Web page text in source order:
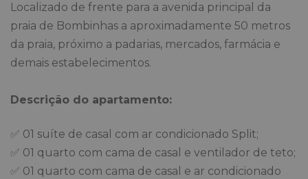
Localizado de frente para a avenida principal da
praia de Bombinhas a aproximadamente 50 metros
da praia, próximo a padarias, mercados, farmácia e
demais estabelecimentos.
Descrição do apartamento:
✅ 01 suíte de casal com ar condicionado Split;
✅ 01 quarto com cama de casal e ventilador de teto;
✅ 01 quarto com cama de casal e ar condicionado